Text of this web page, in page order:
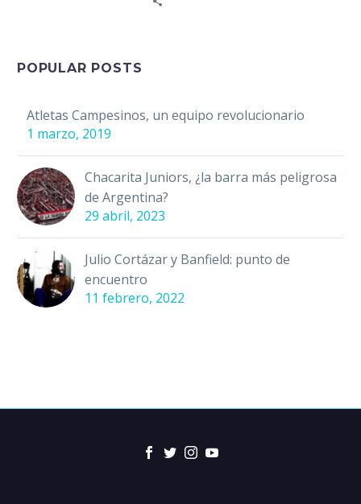
POPULAR POSTS
Atletas Campesinos, un equipo revolucionario
1 marzo, 2019
Chacarita Juniors, ¿la barra más peligrosa
de Argentina?
29 abril, 2023
Julio Cortázar y Banfield: punto de
encuentro
11 febrero, 2022